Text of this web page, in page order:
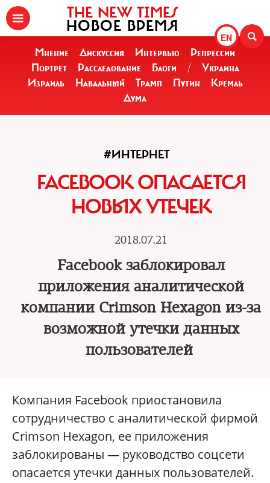
EN
THE NEW TIMES
НОВОЕ ВРЕМЯ
Мнение Дискуссия Интервью
Репрессии
Портрет
Расследование Блоги /
Украина
Израиль
Навальный Трамп Путин
Кремль
Дума
#ИНТЕРНЕТ
FACEBOOK ОПАСАЕТСЯ
НОВЫХ УТЕЧЕК
2018.07.21
Facebook заблокировал
приложения аналитической
компании Crimson Hexagon из-за
возможной утечки данных
пользователей
Компания Facebook приостановила
сотрудничество с аналитической фирмой
Crimson Hexagon, ее приложения
заблокированы — руководство соцсети
опасается утечки данных пользователей.